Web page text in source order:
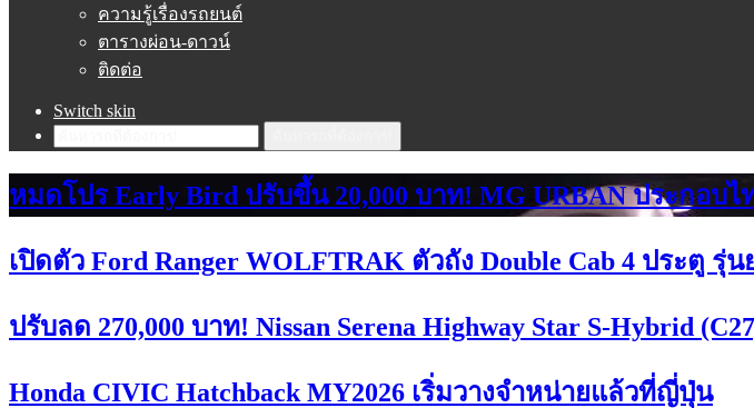
ความรู้เรื่องรถยนต์
ตารางผ่อน-ดาวน์
ติดต่อ
Switch skin
หมดโปร Early Bird ปรับขึ้น 20,000 บาท! MG URBAN ประกอบไ
เปิดตัว Ford Ranger WOLFTRAK ตัวถัง Double Cab 4 ประตู รุ่น
ปรับลด 270,000 บาท! Nissan Serena Highway Star S-Hybrid
Honda CIVIC Hatchback MY2026 เริ่มวางจำหน่ายแล้วที่ญี่ปุ่น